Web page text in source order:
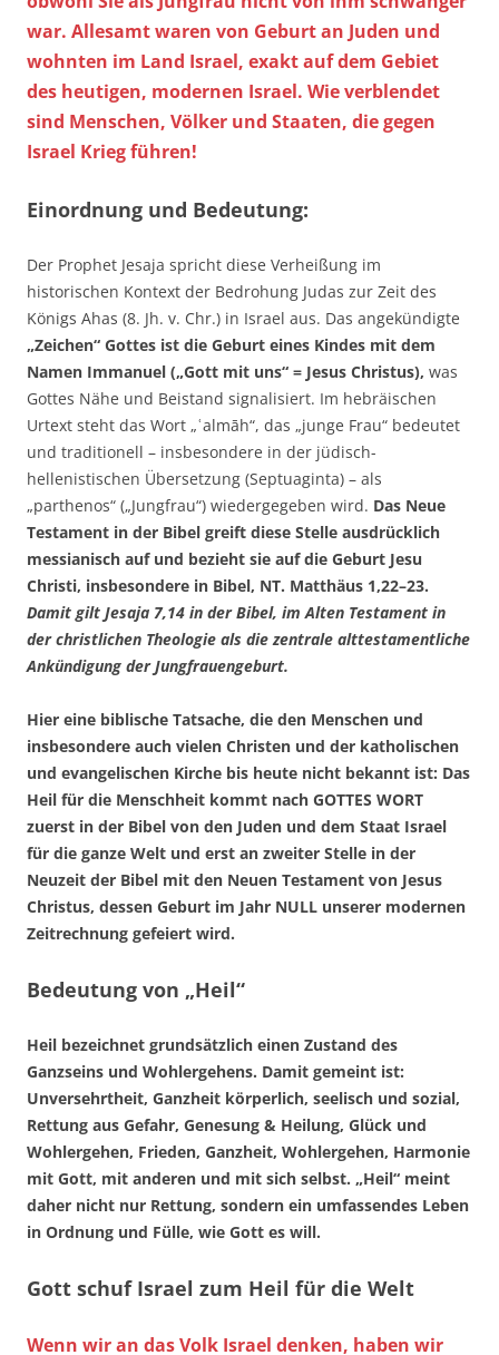
war. Allesamt waren von Geburt an Juden und
wohnten im Land Israel, exakt auf dem Gebiet
des heutigen, modernen Israel. Wie verblendet
sind Menschen, Völker und Staaten, die gegen
Israel Krieg führen!
Einordnung und Bedeutung:
Der Prophet Jesaja spricht diese Verheißung im
historischen Kontext der Bedrohung Judas zur Zeit des
Königs Ahas (8. Jh. v. Chr.) in Israel aus. Das angekündigte
„Zeichen“ Gottes ist die Geburt eines Kindes mit dem
Namen Immanuel („Gott mit uns“ = Jesus Christus), was
Gottes Nähe und Beistand signalisiert. Im hebräischen
Urtext steht das Wort „ʿalmāh“, das „junge Frau“ bedeutet
und traditionell – insbesondere in der jüdisch-
hellenistischen Übersetzung (Septuaginta) – als
„parthenos“ („Jungfrau“) wiedergegeben wird. Das Neue
Testament in der Bibel greift diese Stelle ausdrücklich
messianisch auf und bezieht sie auf die Geburt Jesu
Christi, insbesondere in Bibel, NT. Matthäus 1,22–23.
Damit gilt Jesaja 7,14 in der Bibel, im Alten Testament in
der christlichen Theologie als die zentrale alttestamentliche
Ankündigung der Jungfrauengeburt.
Hier eine biblische Tatsache, die den Menschen und
insbesondere auch vielen Christen und der katholischen
und evangelischen Kirche bis heute nicht bekannt ist: Das
Heil für die Menschheit kommt nach GOTTES WORT
zuerst in der Bibel von den Juden und dem Staat Israel
für die ganze Welt und erst an zweiter Stelle in der
Neuzeit der Bibel mit den Neuen Testament von Jesus
Christus, dessen Geburt im Jahr NULL unserer modernen
Zeitrechnung gefeiert wird.
Bedeutung von „Heil“
Heil bezeichnet grundsätzlich einen Zustand des
Ganzseins und Wohlergehens. Damit gemeint ist:
Unversehrtheit, Ganzheit körperlich, seelisch und sozial,
Rettung aus Gefahr, Genesung & Heilung, Glück und
Wohlergehen, Frieden, Ganzheit, Wohlergehen, Harmonie
mit Gott, mit anderen und mit sich selbst. „Heil“ meint
daher nicht nur Rettung, sondern ein umfassendes Leben
in Ordnung und Fülle, wie Gott es will.
Gott schuf Israel zum Heil für die Welt
Wenn wir an das Volk Israel denken, haben wir